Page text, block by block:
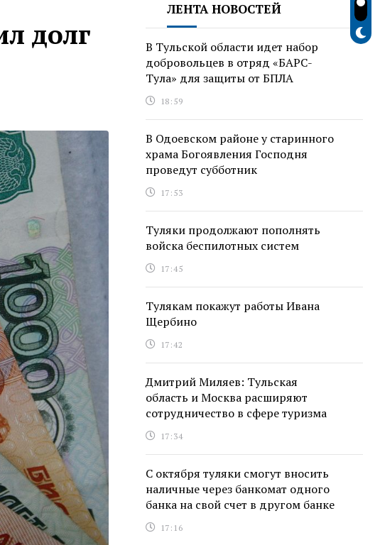
долг
ЛЕНТА НОВОСТЕЙ
В Тульской области идет набор
добровольцев в отряд «БАРС-
Тула» для защиты от БПЛА
18:59
В Одоевском районе у старинного
храма Богоявления Господня
проведут субботник
17:53
Туляки продолжают пополнять
войска беспилотных систем
17:45
Тулякам покажут работы Ивана
Щербино
17:42
Дмитрий Миляев: Тульская
область и Москва расширяют
сотрудничество в сфере туризма
17:34
С октября туляки смогут вносить
наличные через банкомат одного
банка на свой счет в другом банке
17:16